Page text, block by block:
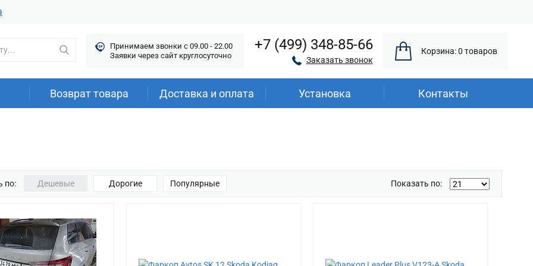
Принимаем звонки c 09.00 - 22.00
Заявки через сайт круглосуточно
+7 (499) 348-85-66
Заказать звонок
Корзина: 0 товаров
Возврат товара Доставка и оплата Установка Контакты
по: Дешевые Дорогие Популярные Показать по: